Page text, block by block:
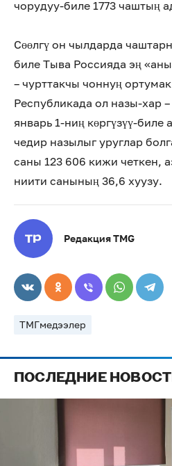
чорудуу-биле 1773 чаштың
Сөөлгү он чылдарда
биле Тыва Россияда эң
– чурттакчы чоннуң
Республикада ол назы-хар
январь 1-ниң көргүзүү-биле
чедир назылыг уруглар
саны 123 606 кижи четкен,
ниити санының 36,6 хуузу.
Редакция TMG
ТМГмедээлер
ПОСЛЕДНИЕ